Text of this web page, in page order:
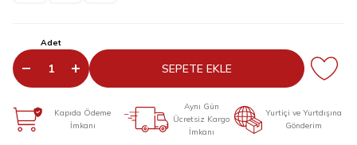
Adet
SEPETE EKLE
Kapıda Ödeme
İmkanı
Aynı Gün
Ücretsiz Kargo
İmkanı
Yurtiçi ve Yurtdışına
Gönderim